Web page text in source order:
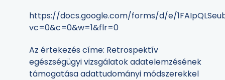
https://docs.google.com/forms/d/e/
vc=0&c=0&w=1&flr=0
Az értekezés címe: Retrospektív
egészségügyi vizsgálatok adatelemzésének
támogatása adattudományi módszerekkel